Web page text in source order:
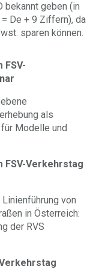
bekannt geben (in
De + 9 Ziffern), da
sparen können.
FSV-
als
Modelle und
FSV-Verkehrstag
Linienführung von
in Österreich:
der RVS